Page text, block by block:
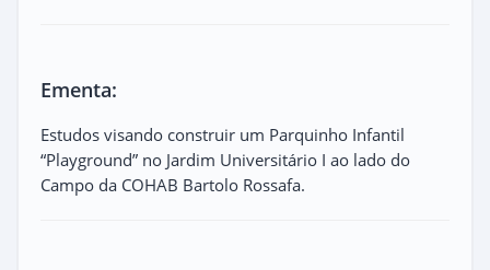
Ementa:
Estudos visando construir um Parquinho Infantil
“Playground” no Jardim Universitário I ao lado do
Campo da COHAB Bartolo Rossafa.